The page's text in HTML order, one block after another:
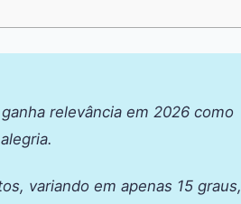
relevância em 2026 como
variando em apenas 15 graus,